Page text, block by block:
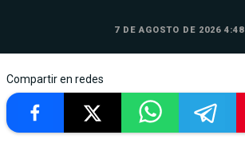
7 DE AGOSTO DE 2026 4:48
Compartir en redes